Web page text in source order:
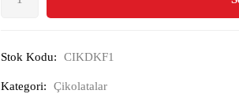
Stok Kodu: CIKDKF1
Kategori: Çikolatalar